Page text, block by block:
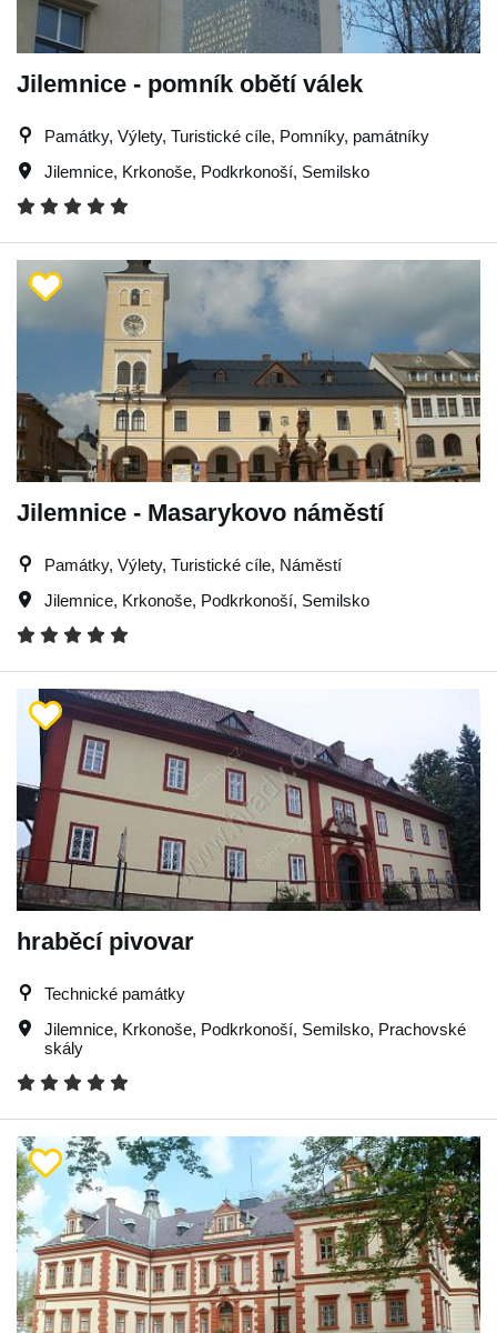
Jilemnice - pomník obětí válek
Památky, Výlety, Turistické cíle, Pomníky, památníky
Jilemnice, Krkonoše, Podkrkonoší, Semilsko
Jilemnice - Masarykovo náměstí
Památky, Výlety, Turistické cíle, Náměstí
Jilemnice, Krkonoše, Podkrkonoší, Semilsko
hraběcí pivovar
Technické památky
Jilemnice, Krkonoše, Podkrkonoší, Semilsko, Prachovské
skály